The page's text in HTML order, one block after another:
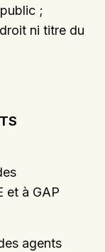
;
ni titre du
et à GAP
agents